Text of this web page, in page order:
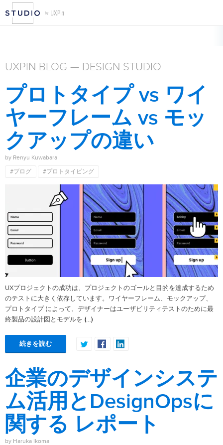
UXPIN BLOG — DESIGN STUDIO
プロトタイプ vs ワイ
ヤーフレーム vs モッ
クアップの違い
by Renyu Kuwabara
#ブログ
#プロトタイピング
UXプロジェクトの成功は、プロジェクトのゴールと目的を達成するため
のテストに大きく依存しています。ワイヤーフレーム、モックアップ、
プロトタイプ によって、デザイナーはユーザビリティテストのために最
終製品の設計図とモデルを (…)
続きを読む
企業のデザインシステ
ム活用とDesignOpsに
関する レポート
by Haruka Ikoma